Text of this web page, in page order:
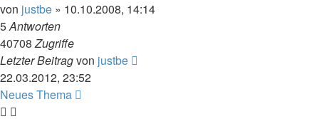
von justbe » 10.10.2008, 14:14
5Antworten
40708Zugriffe
Letzter Beitragvon justbe
22.03.2012, 23:52
Neues Thema